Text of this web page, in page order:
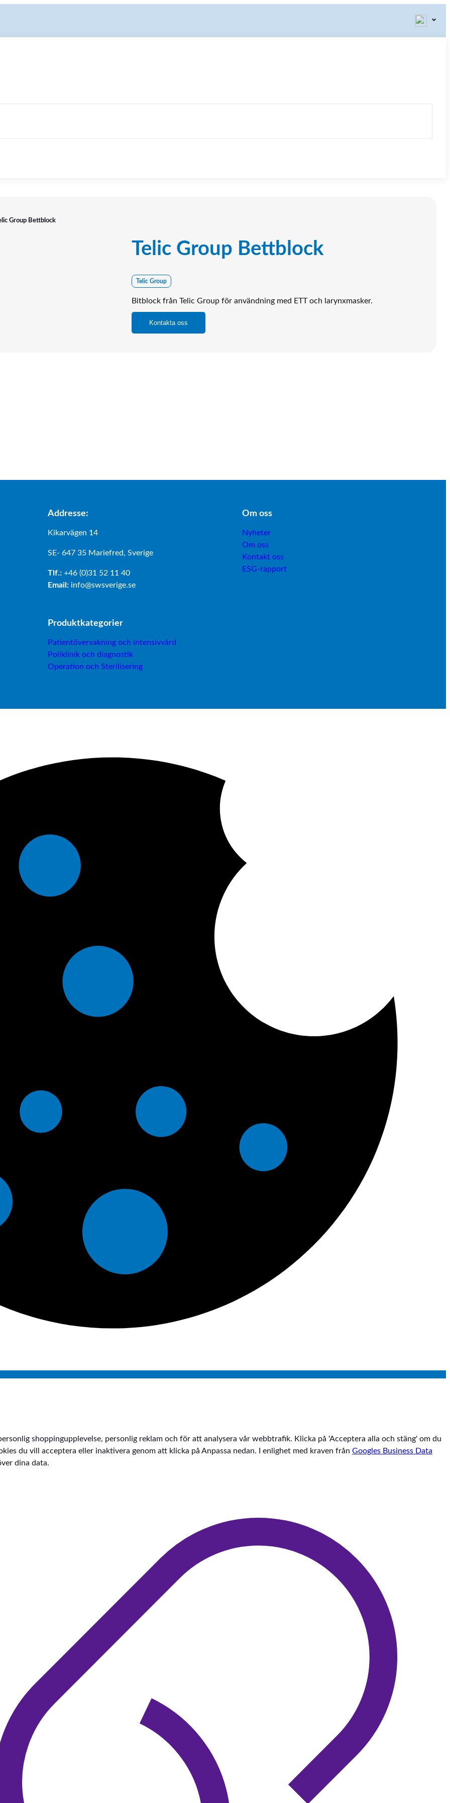
Group Bettblock
Telic Group Bettblock
Telic Group
Bitblock från Telic Group för användning med ETT och larynxmasker.
Kontakta oss
Addresse:
Kikarvägen 14
SE- 647 35 Mariefred, Sverige
Tlf.:+46 (0)31 52 11 40
Email:info@swsverige.se
Om oss
Nyheter
Om oss
Kontakt oss
ESG-rapport
Produktkategorier
Patientövervakning och intensivvård
Poliklinik och diagnostik
Operation och Sterilisering
shoppingupplevelse, personlig reklam och för att analysera vår webbtrafik. Klicka på 'Acceptera alla och stäng' om du
du vill acceptera eller inaktivera genom att klicka på Anpassa nedan. I enlighet med kraven från Googles Business Data
dina data.